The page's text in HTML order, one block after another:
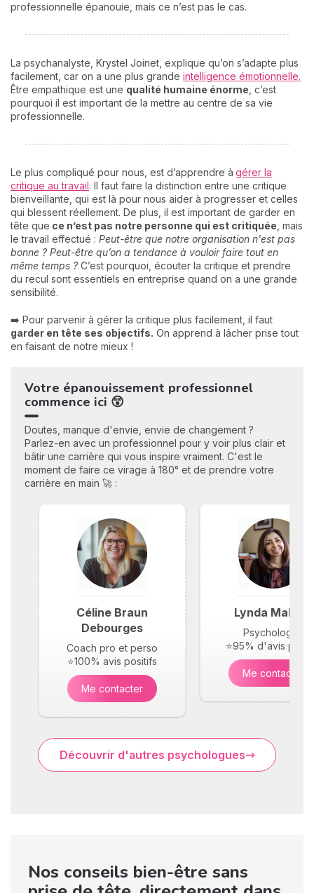
professionnelle épanouie, mais ce n’est pas le cas.
La psychanalyste, Krystel Joinet, explique qu’on s’adapte plus
facilement, car on a une plus grande intelligence émotionnelle.
Être empathique est une qualité humaine énorme , c’est
pourquoi il est important de la mettre au centre de sa vie
professionnelle.
Le plus compliqué pour nous, est d’apprendre à gérer la
critique au travail. Il faut faire la distinction entre une critique
bienveillante, qui est là pour nous aider à progresser et celles
qui blessent réellement. De plus, il est important de garder en
tête que ce n’est pas notre personne qui est critiquée , mais
le travail effectué : Peut-être que notre organisation n'est pas
bonne ? Peut-être qu’on a tendance à vouloir faire tout en
même temps ? C’est pourquoi, écouter la critique et prendre
du recul sont essentiels en entreprise quand on a une grande
sensibilité.
➡️ Pour parvenir à gérer la critique plus facilement, il faut
garder en tête ses objectifs. On apprend à lâcher prise tout
en faisant de notre mieux !
Votre épanouissement professionnel
commence ici 😲
Doutes, manque d'envie, envie de changement ?
Parlez-en avec un professionnel pour y voir plus clair et
bâtir une carrière qui vous inspire vraiment. C'est le
moment de faire ce virage à 180° et de prendre votre
carrière en main 🚀 :
Céline Braun
Debourges
Coach pro et perso
⭐100% avis positifs
Me contacter
Lynda Maloufi
Psychologue
⭐95% d'avis
Me contacter
Découvrir d'autres psychologues
Nos conseils bien-être sans